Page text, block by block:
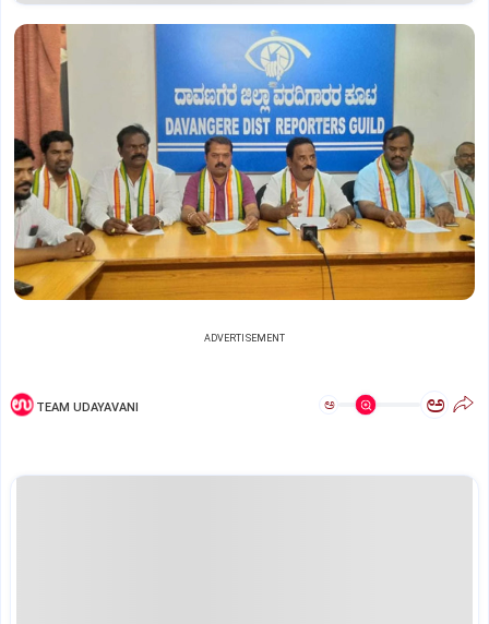
ADVERTISEMENT
TEAM UDAYAVANI ಅ ಅ